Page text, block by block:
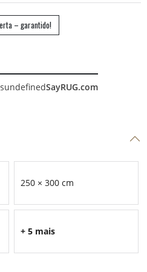
– garantido!
undefinedSayRUG.com
250 × 300 cm
+ 5 mais